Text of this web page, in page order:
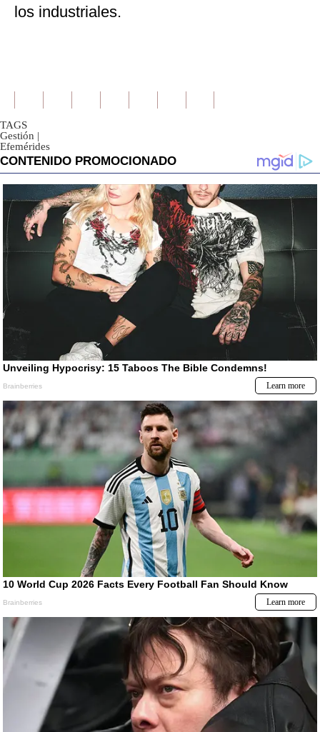
los industriales.
TAGS
Gestión |
Efemérides